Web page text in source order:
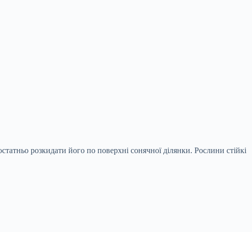
розкидати його по поверхні сонячної ділянки. Рослини стійкі